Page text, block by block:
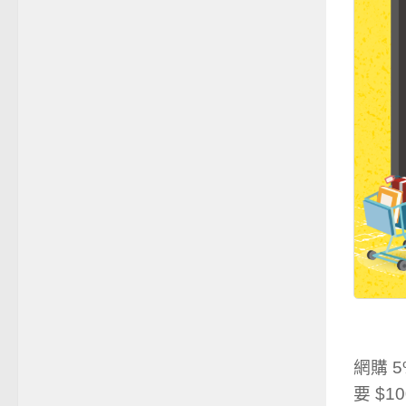
網購
要